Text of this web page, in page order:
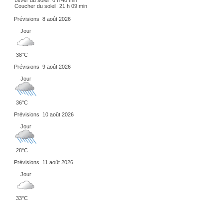
Coucher du soleil: 21 h 09 min
Prévisions 8 août 2026
Jour
38°C
Prévisions 9 août 2026
Jour
36°C
Prévisions
10 août 2026
Jour
28°C
Prévisions
11 août 2026
Jour
33°C